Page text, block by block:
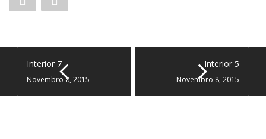
Interior 7
Novembro 8, 2015
Interior 5
Novembro 8, 2015